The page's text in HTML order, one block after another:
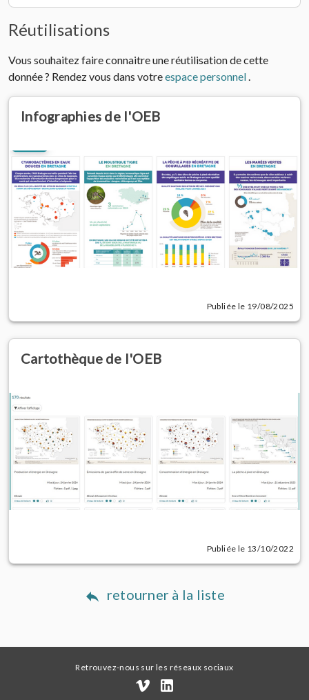
Réutilisations
Vous souhaitez faire connaitre une réutilisation de cette
donnée ? Rendez vous dans votreespace personnel.
Infographies de l'OEB
Publiée le 19/08/2025
Cartothèque de l'OEB
Publiée le 13/10/2022
retourner à la liste
Retrouvez-nous sur les réseaux sociaux